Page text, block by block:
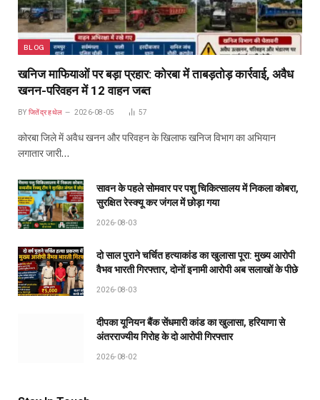
BLOG
खनिज माफियाओं पर बड़ा प्रहार: कोरबा में ताबड़तोड़ कार्रवाई, अवैध
खनन-परिवहन में 12 वाहन जब्त
BY जितेंद्र हथेल 2026-08-05 57
कोरबा जिले में अवैध खनन और परिवहन के खिलाफ खनिज विभाग का अभियान
लगातार जारी…
सावन के पहले सोमवार पर पशु चिकित्सालय में निकला कोबरा,
सुरक्षित रेस्क्यू कर जंगल में छोड़ा गया
2026-08-03
दो साल पुराने चर्चित हत्याकांड का खुलासा पूरा: मुख्य आरोपी
वैभव भारती गिरफ्तार, दोनों इनामी आरोपी अब सलाखों के पीछे
2026-08-03
दीपका यूनियन बैंक सेंधमारी कांड का खुलासा, हरियाणा से
अंतरराज्यीय गिरोह के दो आरोपी गिरफ्तार
2026-08-02